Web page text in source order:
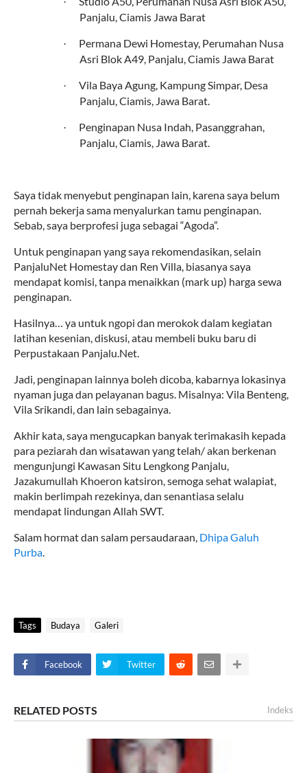
Panjalu, Ciamis Jawa Barat
·
Permana Dewi Homestay, Perumahan Nusa
Asri Blok A49, Panjalu, Ciamis Jawa Barat
·
Vila Baya Agung, Kampung Simpar, Desa
Panjalu, Ciamis, Jawa Barat.
·
Penginapan Nusa Indah, Pasanggrahan,
Panjalu, Ciamis, Jawa Barat.
Saya tidak menyebut penginapan lain, karena saya belum
pernah bekerja sama menyalurkan tamu penginapan.
Sebab, saya berprofesi juga sebagai “Agoda”.
Untuk penginapan yang saya rekomendasikan, selain
PanjaluNet Homestay dan Ren Villa, biasanya saya
mendapat komisi, tanpa menaikkan (mark up) harga sewa
penginapan.
Hasilnya… ya untuk ngopi dan merokok dalam kegiatan
latihan kesenian, diskusi, atau membeli buku baru di
Perpustakaan Panjalu.Net.
Jadi, penginapan lainnya boleh dicoba, kabarnya lokasinya
nyaman juga dan pelayanan bagus. Misalnya: Vila Benteng,
Vila Srikandi, dan lain sebagainya.
Akhir kata, saya mengucapkan banyak terimakasih kepada
para peziarah dan wisatawan yang telah/ akan berkenan
mengunjungi Kawasan Situ Lengkong Panjalu,
Jazakumullah Khoeron katsiron, semoga sehat walapiat,
makin berlimpah rezekinya, dan senantiasa selalu
mendapat lindungan Allah SWT.
Salam hormat dan salam persaudaraan, Dhipa Galuh
Purba
Tags Budaya Galeri
Facebook Twitter
RELATED POSTS Indeks